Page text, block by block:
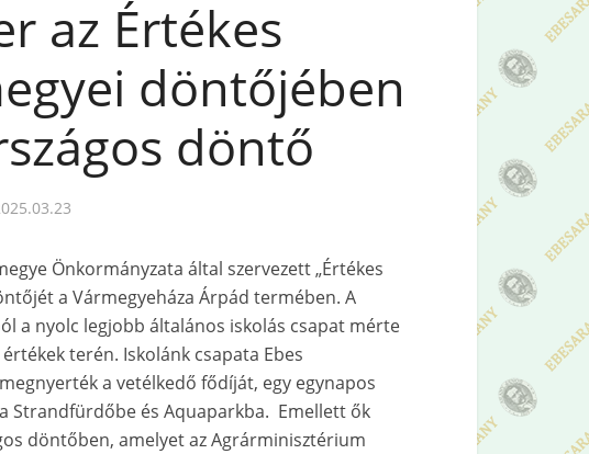
az Értékes
döntőjében
döntő
Önkormányzata által szervezett „Értékes
a Vármegyeháza Árpád termében. A
a nyolc legjobb általános iskolás csapat mérte
terén. Iskolánk csapata Ebes
a vetélkedő fődíját, egy egynapos
Strandfürdőbe és Aquaparkba. Emellett ők
döntőben, amelyet az Agrárminisztérium